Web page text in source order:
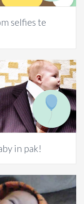
selfies te
in pak!